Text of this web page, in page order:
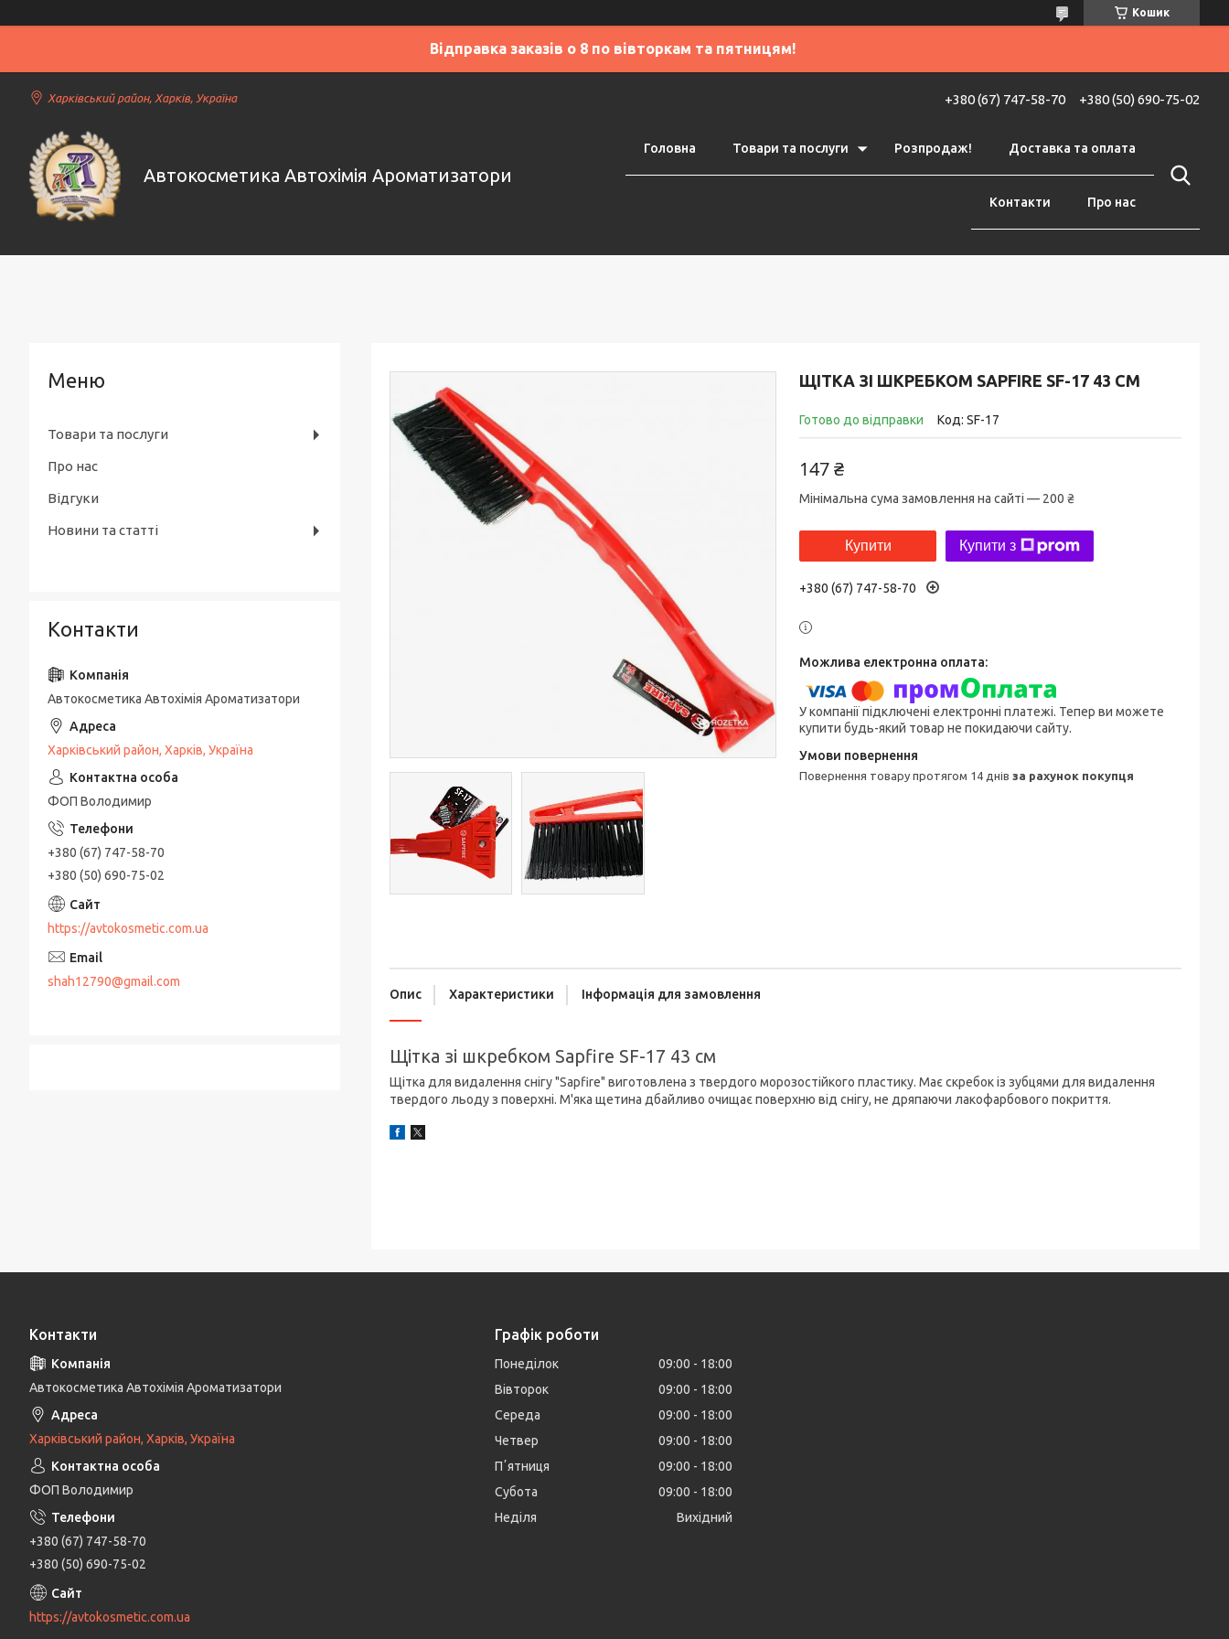
Кошик
Відправка заказів о 8 по вівторкам та пятницям!
Харківський район, Харків, Україна +380 (67) 747-58-70 +380 (50) 690-75-02
Автокосметика Автохімія Ароматизатори
Головна Товари та послуги Розпродаж! Доставка та оплата
Контакти Про нас
ЩІТКА ЗІ ШКРЕБКОМ SAPFIRE SF-17 43 СМ
Готово до відправки Код: SF-17
147 ₴
Мінімальна сума замовлення на сайті — 200 ₴
Купити Купити з
+380 (67) 747-58-70
У компанії підключені електронні платежі. Тепер ви можете
купити будь-який товар не покидаючи сайту.
повернення товару протягом 14 днів за рахунок покупця
Опис Характеристики Інформація для замовлення
Щітка зі шкребком Sapfire SF-17 43 см
Щітка для видалення снігу "Sapfire" виготовлена з твердого морозостійкого пластику. Має скребок із зубцями для видалення
твердого льоду з поверхні. М'яка щетина дбайливо очищає поверхню від снігу, не дряпаючи лакофарбового покриття.
Товари та послуги
Про нас
Відгуки
Новини та статті
Контакти
Автокосметика Автохімія Ароматизатори
Харківський район, Харків, Україна
ФОП Володимир
+380 (67) 747-58-70
+380 (50) 690-75-02
https://avtokosmetic.com.ua
shah12790@gmail.com
Контакти
Автокосметика Автохімія Ароматизатори
Харківський район, Харків, Україна
ФОП Володимир
+380 (67) 747-58-70
+380 (50) 690-75-02
https://avtokosmetic.com.ua
Графік роботи
Понеділок 09:00
18:00
Вівторок
09:00
18:00
Середа
09:00
18:00
Четвер
09:00
18:00
Пʼятниця
09:00
18:00
Субота
09:00
18:00
Неділя
Вихідний